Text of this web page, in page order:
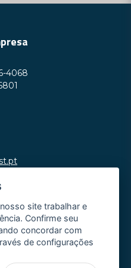
ao
está
4068
site trabalhar e
Confirme seu
concordar com
de configurações